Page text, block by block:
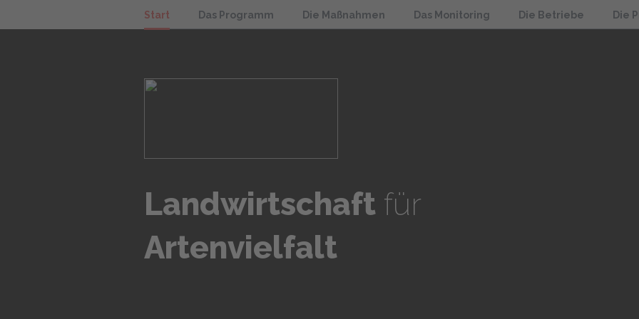
Start Das Programm Die Maßnahmen Das Monitoring Die Betriebe Die
Landwirtschaft für
Artenvielfalt